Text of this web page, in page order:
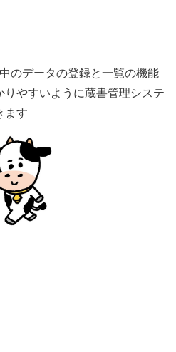
のデータの登録と一覧の機能
やすいように蔵書管理システ
ます